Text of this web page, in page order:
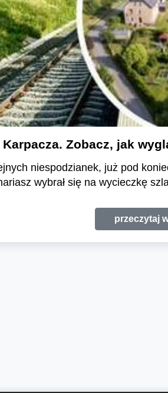
Zobacz, jak
niespodzianek, już pod
wybrał się na wycieczkę
przeczytaj